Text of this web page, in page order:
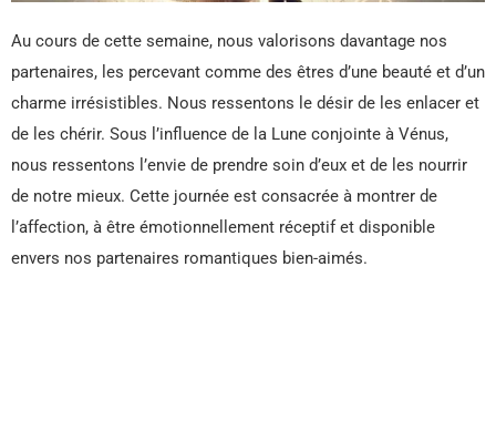
Au cours de cette semaine, nous valorisons davantage nos
partenaires, les percevant comme des êtres d’une beauté et d’un
charme irrésistibles. Nous ressentons le désir de les enlacer et
de les chérir. Sous l’influence de la Lune conjointe à Vénus,
nous ressentons l’envie de prendre soin d’eux et de les nourrir
de notre mieux. Cette journée est consacrée à montrer de
l’affection, à être émotionnellement réceptif et disponible
envers nos partenaires romantiques bien-aimés.